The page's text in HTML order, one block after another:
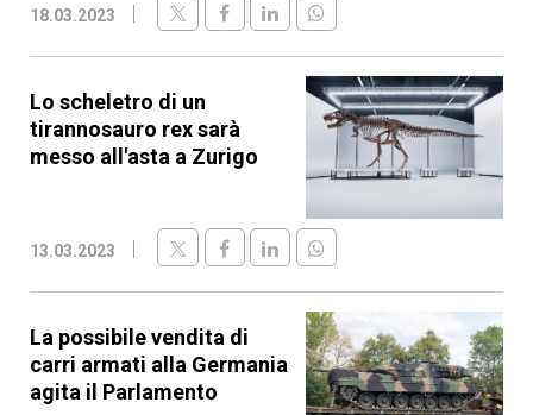
18.03.2023
Lo scheletro di un
tirannosauro rex sarà
messo all'asta a Zurigo
13.03.2023
La possibile vendita di
carri armati alla Germania
agita il Parlamento